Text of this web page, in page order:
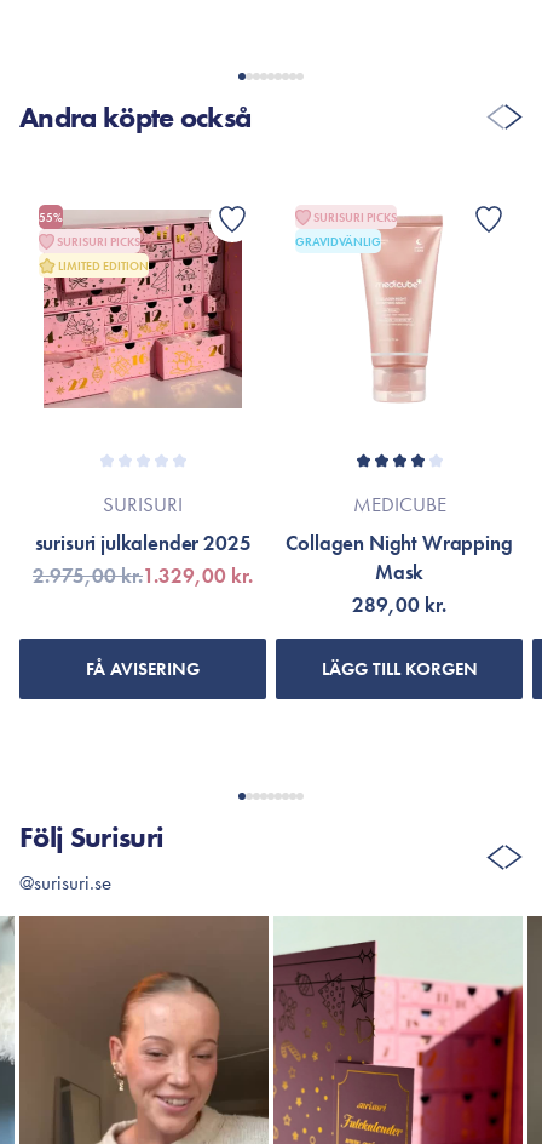
Andra köpte också
55%
SURISURI PICKS
LIMITED EDITION
SURISURI
surisuri julkalender 2025
2.975,00 kr.1.329,00 kr.
FÅ AVISERING
SURISURI PICKS
GRAVIDVÄNLIG
MEDICUBE
Collagen Night Wrapping
Mask
289,00 kr.
LÄGG TILL KORGEN
Följ Surisuri
@surisuri.se